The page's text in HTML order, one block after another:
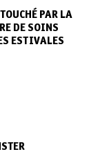
PAR LA
DE SOINS
ESTIVALES